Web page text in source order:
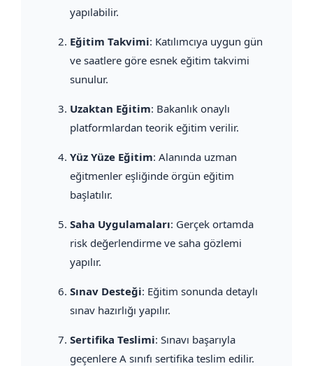
yapılabilir.
Eğitim Takvimi: Katılımcıya uygun gün
ve saatlere göre esnek eğitim takvimi
sunulur.
Uzaktan Eğitim: Bakanlık onaylı
platformlardan teorik eğitim verilir.
Yüz Yüze Eğitim: Alanında uzman
eğitmenler eşliğinde örgün eğitim
başlatılır.
Saha Uygulamaları: Gerçek ortamda
risk değerlendirme ve saha gözlemi
yapılır.
Sınav Desteği: Eğitim sonunda detaylı
sınav hazırlığı yapılır.
Sertifika Teslimi: Sınavı başarıyla
geçenlere A sınıfı sertifika teslim edilir.